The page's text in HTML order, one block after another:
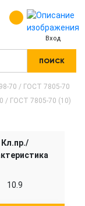
Вход
ПОИСК
70 / ГОСТ 7805-70
/ ГОСТ 7805-70 (10)
Кл.пр./
10.9